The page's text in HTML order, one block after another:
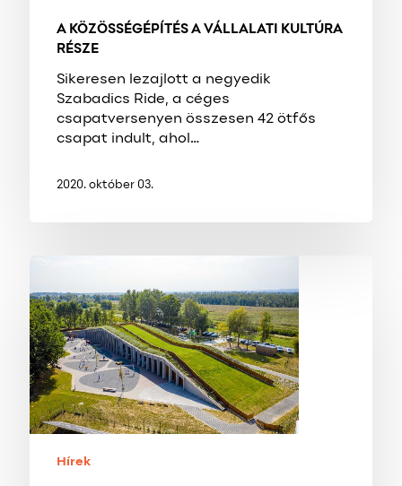
A KÖZÖSSÉGÉPÍTÉS A VÁLLALATI KULTÚRA
RÉSZE
Sikeresen lezajlott a negyedik
Szabadics Ride, a céges
csapatversenyen összesen 42 ötfős
csapat indult, ahol…
2020. október 03.
TURIZMUS
FELLEGVÁRA
A
KIS-
BALATONNÁL
Hírek